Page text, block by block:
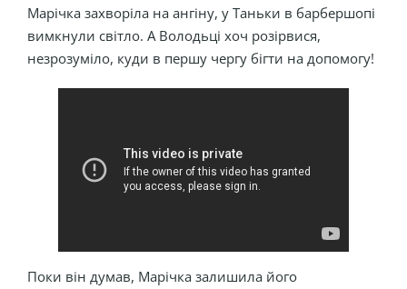
Марічка захворіла на ангіну, у Таньки в барбершопі
вимкнули світло. А Володьці хоч розірвися,
незрозуміло, куди в першу чергу бігти на допомогу!
Поки він думав, Марічка залишила його